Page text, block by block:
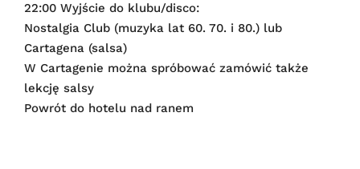
22:00 Wyjście do klubu/disco:
Nostalgia Club (muzyka lat 60. 70. i 80.) lub
Cartagena (salsa)
W Cartagenie można spróbować zamówić także
lekcję salsy
Powrót do hotelu nad ranem